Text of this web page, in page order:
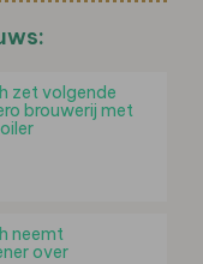
zet volgende
brouwerij met
neemt
over